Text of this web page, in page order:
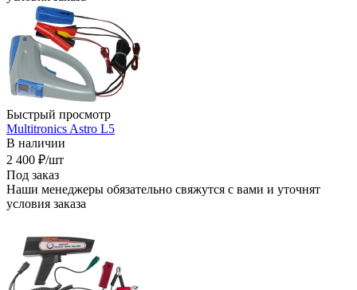
Быстрый просмотр
Multitronics Astro L5
В наличии
2 400 ₽/шт
Под заказ
Наши менеджеры обязательно свяжутся с вами и уточнят
условия заказа